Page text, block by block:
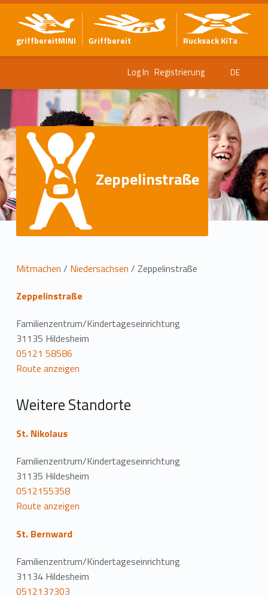
griffbereitMINI Griffbereit Rucksack KiTa
Log In Registrierung DE
Zeppelinstraße
L
o
c
a
t
i
o
n
Mitmachen / Niedersachsen / Zeppelinstraße
Zeppelinstraße
Familienzentrum/Kindertageseinrichtung
31135 Hildesheim
05121 58586
Route anzeigen
Weitere Standorte
St. Nikolaus
Familienzentrum/Kindertageseinrichtung
31135 Hildesheim
0512155358
Route anzeigen
St. Bernward
Familienzentrum/Kindertageseinrichtung
31134 Hildesheim
0512137303